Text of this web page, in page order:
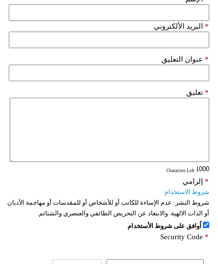
البريد الألكتروني *
عنوان التعليق *
تعليق *
: Characters Left
إلزامي *
شروط الاستخدام
شروط النشر: عدم الإساءة للكاتب أو للأشخاص أو للمقدسات أو مهاجمة الأديان
أو الذات الالهية. والابتعاد عن التحريض الطائفي والعنصري والشتائم.
اُوافق على شروط الأستخدام
Security Code *